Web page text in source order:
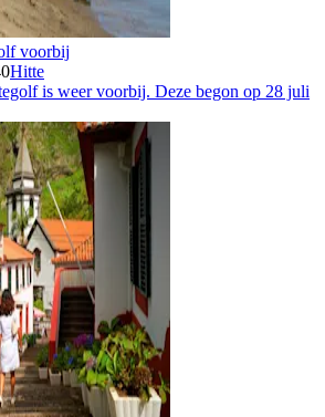
voorbij
Hitte
is weer voorbij. Deze begon op 28 juli